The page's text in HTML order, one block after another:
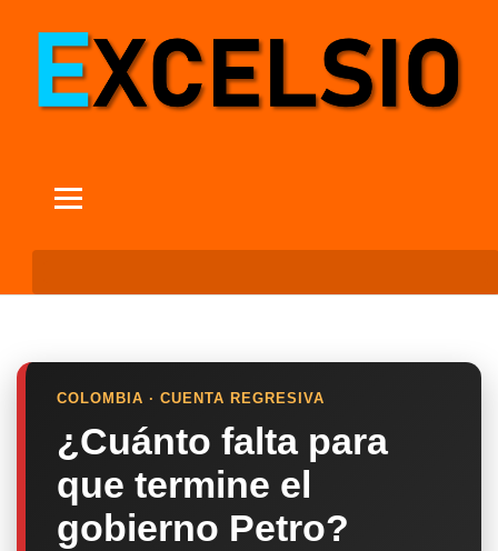
COLOMBIA · CUENTA REGRESIVA
¿Cuánto falta para
que termine el
gobierno Petro?